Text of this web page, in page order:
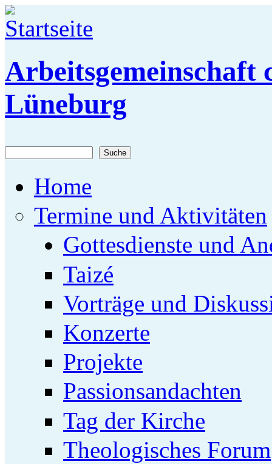
Direkt zum Inhalt
Lüneburg
Home
Termine und Aktivitäten
Gottesdienste und
Taizé
Vorträge und
Konzerte
Projekte
Passionsandachten
Tag der Kirche
Theologisches Forum